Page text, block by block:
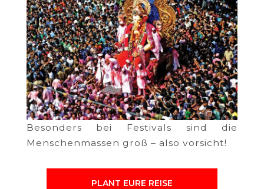
Besonders bei Festivals sind die
Menschenmassen groß – also vorsicht!
PLANT EURE REISE